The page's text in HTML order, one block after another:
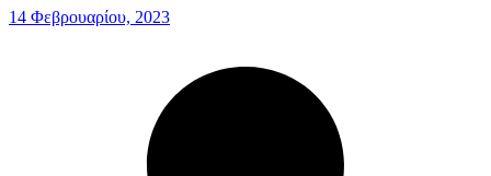
14 Φεβρουαρίου, 2023